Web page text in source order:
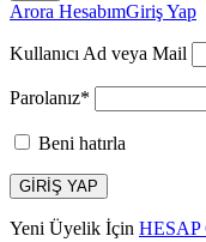
Arora HesabımGiriş Yap
Kullanıcı Ad veya Mail
Parolanız*
Beni hatırla
Yeni Üyelik İçin HESAP